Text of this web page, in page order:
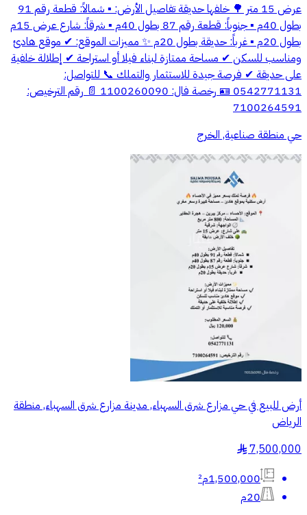
عرض 15 متر 🌳 خلفها حديقة تفاصيل الأرض: ▪️ شمالاً: قطعة رقم 91
بطول 40م ▪️ جنوباً: قطعة رقم 87 بطول 40م ▪️ شرقاً: شارع عرض 15م
بطول 20م ▪️ غرباً: حديقة بطول 20م ✨ مميزات الموقع: ✔ موقع هادئ
ومناسب للسكن ✔ مساحة ممتازة لبناء فيلا أو استراحة ✔ إطلالة خلفية
على حديقة ✔ فرصة جيدة للاستثمار والتملك 📞 للتواصل:
0542771131 🪪 رخصة فال: 1100260090 📄 رقم الترخيص:
7100264591
حي منطقة صناعية, الخرج
أرض للبيع في حي مزارع شرق السهباء, مدينة مزارع شرق السهباء, منطقة
الرياض
7,500,000
§
1,500,000م²
20م